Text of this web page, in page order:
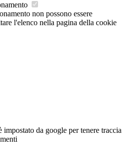
non possono essere
l'elenco nella pagina della cookie
impostato da google per tenere traccia